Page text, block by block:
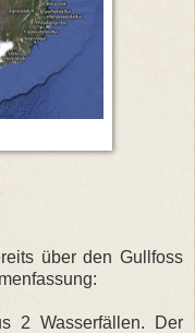
über den Gullfoss
2 Wasserfällen. Der